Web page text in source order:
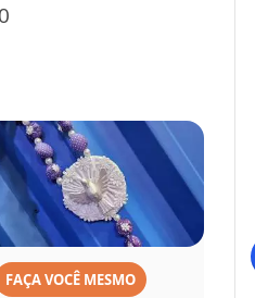
FAÇA VOCÊ MESMO